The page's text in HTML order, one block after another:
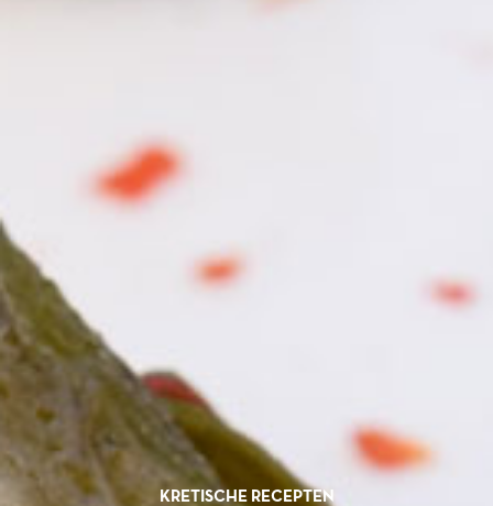
KRETISCHE RECEPTEN